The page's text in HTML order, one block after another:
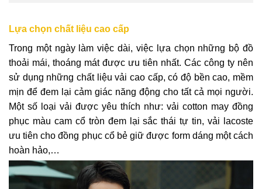
Lựa chọn chất liệu cao cấp
Trong một ngày làm việc dài, việc lựa chọn những bộ đồ
thoải mái, thoáng mát được ưu tiên nhất. Các công ty nên
sử dụng những chất liệu vải cao cấp, có độ bền cao, mềm
mịn để đem lại cảm giác năng động cho tất cả mọi người.
Một số loại vải được yêu thích như: vải cotton may đồng
phục màu cam cổ tròn đem lại sắc thái tự tin, vải lacoste
ưu tiên cho đồng phục cổ bẻ giữ được form dáng một cách
hoàn hảo,…